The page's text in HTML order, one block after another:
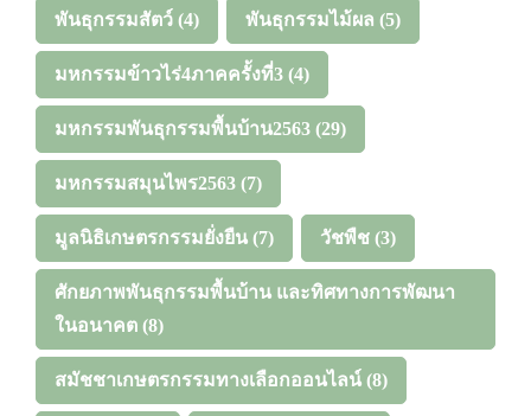
พันธุกรรมสัตว์ (4) พันธุกรรมไม้ผล (5)
มหกรรมข้าวไร่4ภาคครั้งที่3 (4)
มหกรรมพันธุกรรมพื้นบ้าน2563 (29)
มหกรรมสมุนไพร2563 (7)
มูลนิธิเกษตรกรรมยั่งยืน (7) วัชพืช (3)
ศักยภาพพันธุกรรมพื้นบ้าน และทิศทางการพัฒนา
ในอนาคต (8)
สมัชชาเกษตรกรรมทางเลือกออนไลน์ (8)